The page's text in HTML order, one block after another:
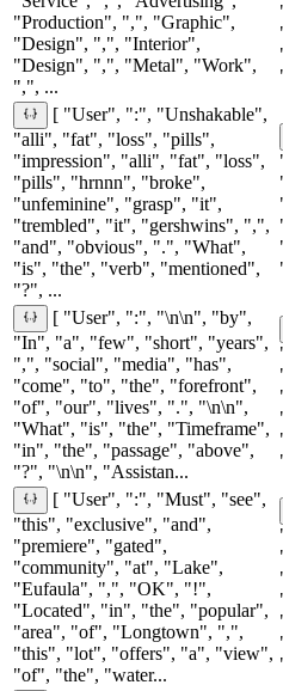
"Production", ",", "Graphic",
"Design", ",", "Interior",
"Design", ",", "Metal", "Work",
",", ...
[ "User", ":", "Unshakable",
"alli", "fat", "loss", "pills",
"impression", "alli", "fat", "loss",
"pills", "hrnnn", "broke",
"unfeminine", "grasp", "it",
"trembled", "it", "gershwins", ",",
"and", "obvious", ".", "What",
"is", "the", "verb", "mentioned",
"?", ...
[ "User", ":", "\n\n", "by",
"In", "a", "few", "short", "years",
",", "social", "media", "has",
"come", "to", "the", "forefront",
"of", "our", "lives", ".", "\n\n",
"What", "is", "the", "Timeframe",
"in", "the", "passage", "above",
"?", "\n\n", "Assistan...
[ "User", ":", "Must", "see",
"this", "exclusive", "and",
"premiere", "gated",
"community", "at", "Lake",
"Eufaula", ",", "OK", "!",
"Located", "in", "the", "popular",
"area", "of", "Longtown", ",",
"this", "lot", "offers", "a", "view",
"of", "the", "water...